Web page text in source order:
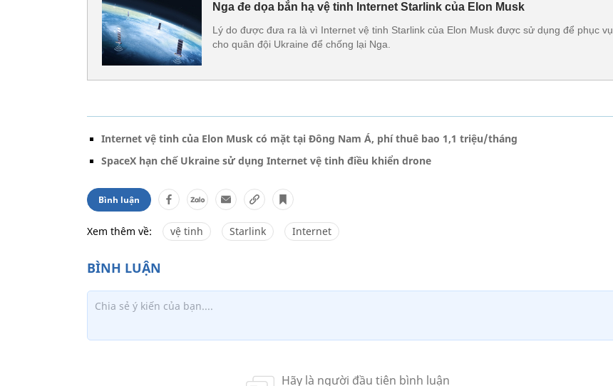
Nga đe dọa bắn hạ vệ tinh Internet Starlink của Elon Musk
Lý do được đưa ra là vì Internet vệ tinh Starlink của Elon Musk được sử dụng để phục vụ
cho quân đội Ukraine để chống lại Nga.
Internet vệ tinh của Elon Musk có mặt tại Đông Nam Á, phí thuê bao 1,1 triệu/tháng
SpaceX hạn chế Ukraine sử dụng Internet vệ tinh điều khiển drone
Bình luận
Xem thêm về: vệ tinh Starlink Internet